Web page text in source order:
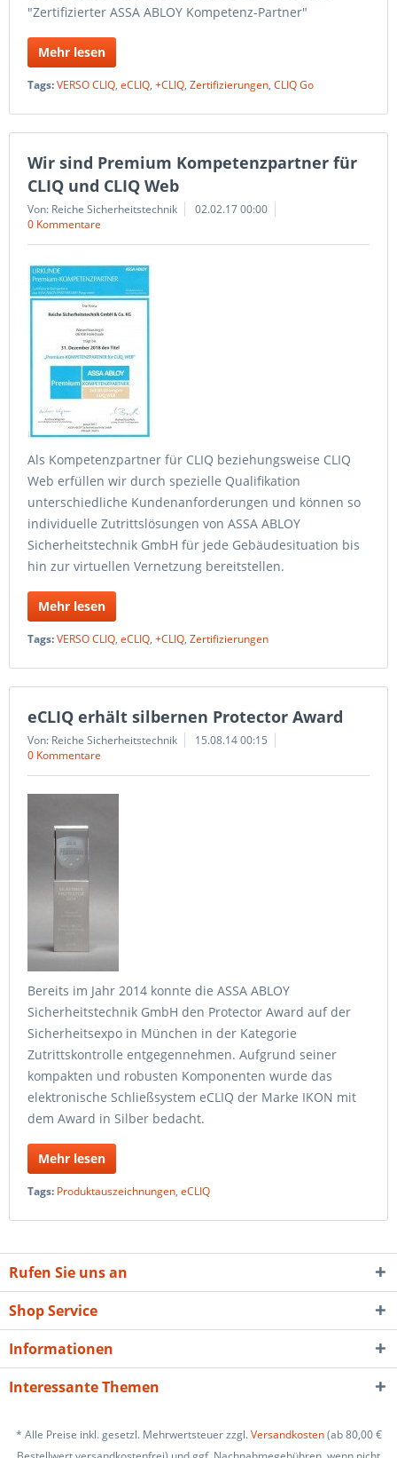
"Zertifizierter ASSA ABLOY Kompetenz-Partner"
Mehr lesen
Tags:VERSO CLIQ, eCLIQ, +CLIQ, Zertifizierungen, CLIQ Go
Wir sind Premium Kompetenzpartner für
CLIQ und CLIQ Web
Von: Reiche Sicherheitstechnik
02.02.17 00:00
0 Kommentare
Als Kompetenzpartner für CLIQ beziehungsweise CLIQ
Web erfüllen wir durch spezielle Qualifikation
unterschiedliche Kundenanforderungen und können so
individuelle Zutrittslösungen von ASSA ABLOY
Sicherheitstechnik GmbH für jede Gebäudesituation bis
hin zur virtuellen Vernetzung bereitstellen.
Mehr lesen
Tags:VERSO CLIQ, eCLIQ, +CLIQ, Zertifizierungen
eCLIQ erhält silbernen Protector Award
Von: Reiche Sicherheitstechnik
15.08.14 00:15
0 Kommentare
Bereits im Jahr 2014 konnte die ASSA ABLOY
Sicherheitstechnik GmbH den Protector Award auf der
Sicherheitsexpo in München in der Kategorie
Zutrittskontrolle entgegennehmen. Aufgrund seiner
kompakten und robusten Komponenten wurde das
elektronische Schließsystem eCLIQ der Marke IKON mit
dem Award in Silber bedacht.
Mehr lesen
Tags: Produktauszeichnungen, eCLIQ
Rufen Sie uns an
Shop Service
Informationen
Interessante Themen
* Alle Preise inkl. gesetzl. Mehrwertsteuer zzgl.Versandkosten(ab 80,00 €